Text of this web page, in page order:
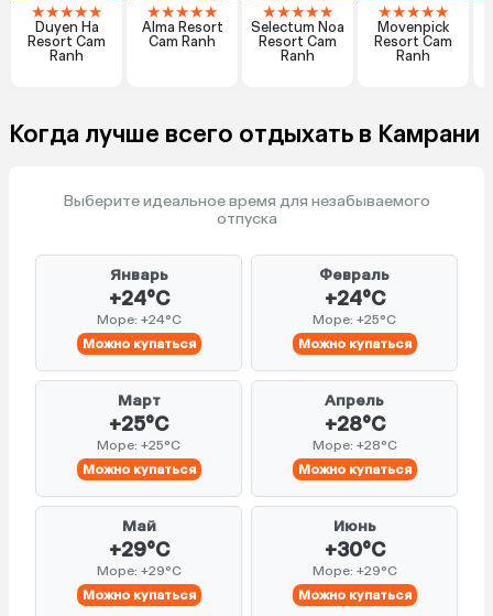
★★★★★
Duyen Ha
Resort Cam
Ranh
★★★★★
Alma Resort
Cam Ranh
★★★★★
Selectum Noa
Resort Cam
Ranh
★★★★★
Movenpick
Resort Cam
Ranh
Когда лучше всего отдыхать в Камрани
Выберите идеальное время для незабываемого
отпуска
Январь
+24°C
Море: +24°C
Можно купаться
Февраль
+24°C
Море: +25°C
Можно купаться
Март
+25°C
Море: +25°C
Можно купаться
Апрель
+28°C
Море: +28°C
Можно купаться
Май
+29°C
Море: +29°C
Можно купаться
Июнь
+30°C
Море: +29°C
Можно купаться